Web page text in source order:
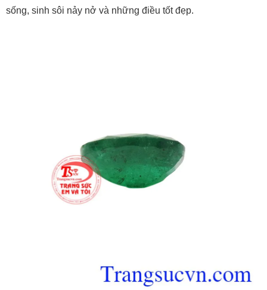
sống, sinh sôi nảy nở và những điều tốt đẹp.